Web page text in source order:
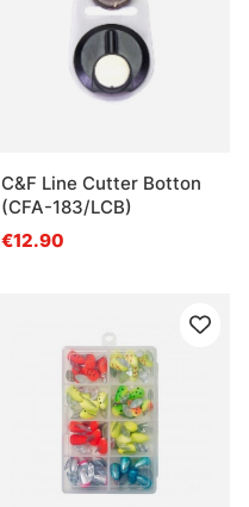
C&F Line Cutter Botton
(CFA-183/LCB)
€12.90